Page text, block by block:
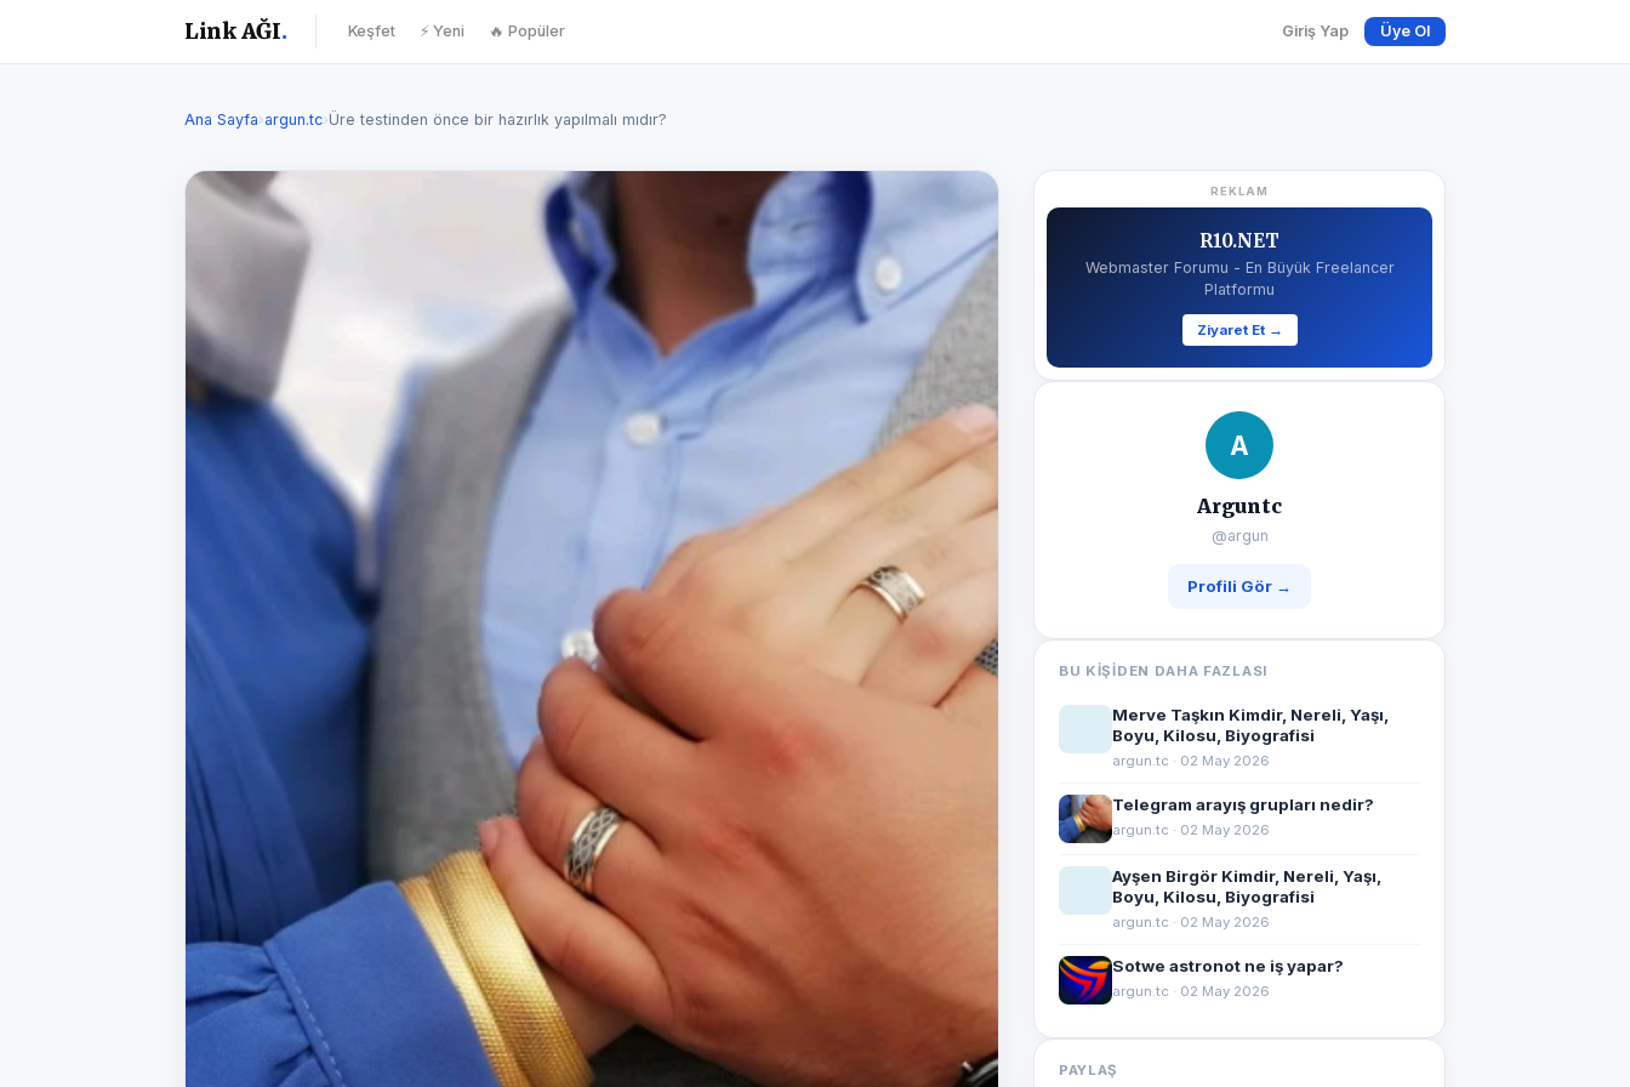
Link AĞI. Keşfet ⚡ Yeni 🔥 Popüler Giriş Yap Üye Ol
Ana Sayfa›argun.tc›Üre testinden önce bir hazırlık yapılmalı mıdır?
REKLAM
R10.NET
Webmaster Forumu - En Büyük Freelancer
Platformu
Ziyaret Et →
A
Arguntc
@argun
Profili Gör →
BU KIŞIDEN DAHA FAZLASI
Merve Taşkın Kimdir, Nereli, Yaşı,
Boyu, Kilosu, Biyografisi
argun.tc · 02 May 2026
Telegram arayış grupları nedir?
argun.tc · 02 May 2026
Ayşen Birgör Kimdir, Nereli, Yaşı,
Boyu, Kilosu, Biyografisi
argun.tc · 02 May 2026
Sotwe astronot ne iş yapar?
argun.tc · 02 May 2026
PAYLAŞ